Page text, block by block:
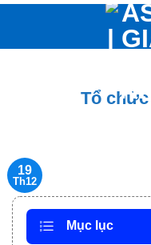
nội
Tổ
19
Th12
Mục lục